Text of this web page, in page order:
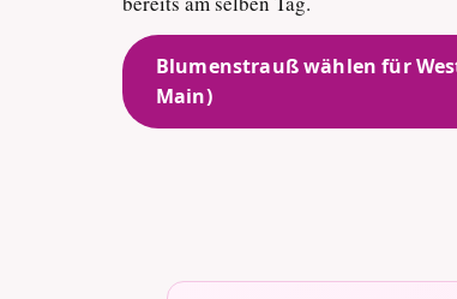
Blumenstrauß wählen für
Main)